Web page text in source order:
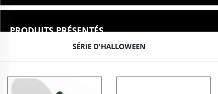
PRODUITS PRÉSENTÉS
SÉRIE D'HALLOWEEN